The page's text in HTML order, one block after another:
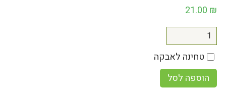
21.00 ₪
טחינה לאבקה
הוספה לסל